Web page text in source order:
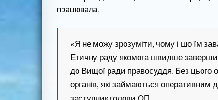
працювала.
«Я не можу зрозуміти, чому і що їм
Етичну раду якомога швидше
до Вищої ради правосуддя. Без цього
органів, які займаються оперативним